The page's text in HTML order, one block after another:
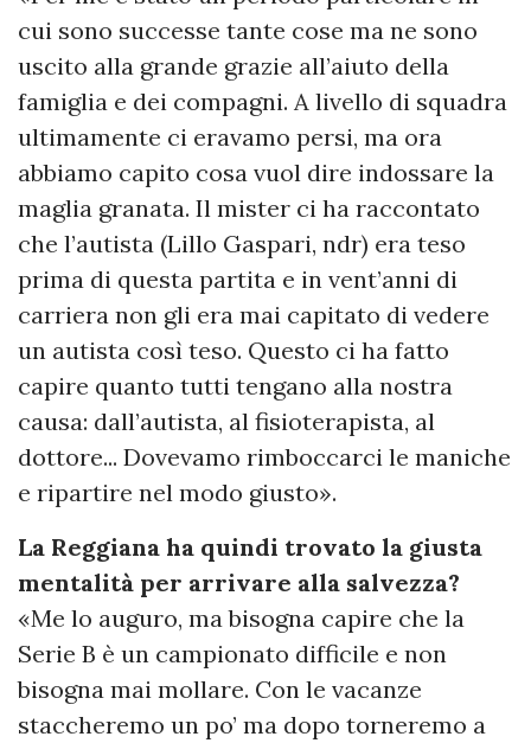
cui sono successe tante cose ma ne sono
uscito alla grande grazie all’aiuto della
famiglia e dei compagni. A livello di squadra
ultimamente ci eravamo persi, ma ora
abbiamo capito cosa vuol dire indossare la
maglia granata. Il mister ci ha raccontato
che l’autista (Lillo Gaspari, ndr) era teso
prima di questa partita e in vent’anni di
carriera non gli era mai capitato di vedere
un autista così teso. Questo ci ha fatto
capire quanto tutti tengano alla nostra
causa: dall’autista, al fisioterapista, al
dottore... Dovevamo rimboccarci le maniche
e ripartire nel modo giusto».
La Reggiana ha quindi trovato la giusta
mentalità per arrivare alla salvezza?
«Me lo auguro, ma bisogna capire che la
Serie B è un campionato difficile e non
bisogna mai mollare. Con le vacanze
staccheremo un po’ ma dopo torneremo a